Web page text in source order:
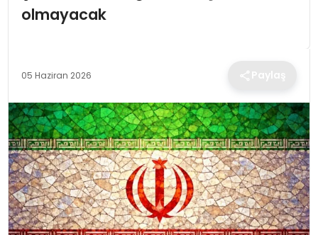
SIYASET
MAGAZIN
SPOR
YAŞAM
olmayacak
05 Haziran 2026